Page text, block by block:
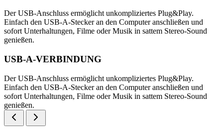
Der USB-Anschluss ermöglicht unkompliziertes Plug&Play.
Einfach den USB-A-Stecker an den Computer anschließen und
sofort Unterhaltungen, Filme oder Musik in sattem Stereo-Sound
genießen.
USB-A-VERBINDUNG
Der USB-Anschluss ermöglicht unkompliziertes Plug&Play.
Einfach den USB-A-Stecker an den Computer anschließen und
sofort Unterhaltungen, Filme oder Musik in sattem Stereo-Sound
genießen.